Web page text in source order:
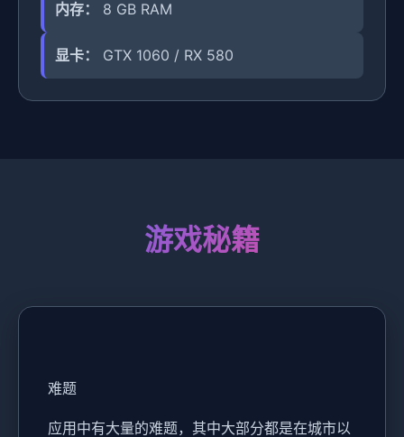
内存： 8 GB RAM
显卡： GTX 1060 / RX 580
游戏秘籍
难题
应用中有大量的难题，其中大部分都是在城市以